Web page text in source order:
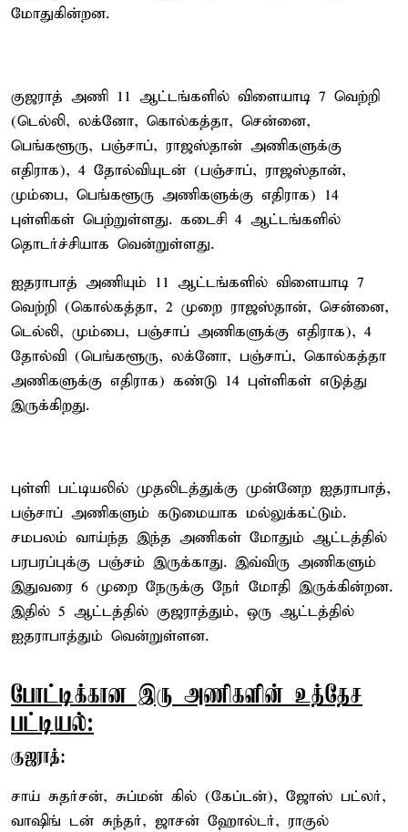
மோதுகின்றன.
குஜராத் அணி 11 ஆட்டங்களில் விளையாடி 7 வெற்றி
(டெல்லி, லக்னோ, கொல்கத்தா, சென்னை,
பெங்களூரு, பஞ்சாப், ராஜஸ்தான் அணிகளுக்கு
எதிராக), 4 தோல்வியுடன் (பஞ்சாப், ராஜஸ்தான்,
மும்பை, பெங்களூரு அணிகளுக்கு எதிராக) 14
புள்ளிகள் பெற்றுள்ளது. கடைசி 4 ஆட்டங்களில்
தொடர்ச்சியாக வென்றுள்ளது.
ஐதராபாத் அணியும் 11 ஆட்டங்களில் விளையாடி 7
வெற்றி (கொல்கத்தா, 2 முறை ராஜஸ்தான், சென்னை,
டெல்லி, மும்பை, பஞ்சாப் அணிகளுக்கு எதிராக), 4
தோல்வி (பெங்களூரு, லக்னோ, பஞ்சாப், கொல்கத்தா
அணிகளுக்கு எதிராக) கண்டு 14 புள்ளிகள் எடுத்து
இருக்கிறது.
புள்ளி பட்டியலில் முதலிடத்துக்கு முன்னேற ஐதராபாத்,
பஞ்சாப் அணிகளும் கடுமையாக மல்லுக்கட்டும்.
சமபலம் வாய்ந்த இந்த அணிகள் மோதும் ஆட்டத்தில்
பரபரப்புக்கு பஞ்சம் இருக்காது. இவ்விரு அணிகளும்
இதுவரை 6 முறை நேருக்கு நேர் மோதி இருக்கின்றன.
இதில் 5 ஆட்டத்தில் குஜராத்தும், ஒரு ஆட்டத்தில்
ஐதராபாத்தும் வென்றுள்ளன.
போட்டிக்கான இரு அணிகளின் உத்தேச
பட்டியல்:
குஜராத்:
சாய் சுதர்சன், சுப்மன் கில் (கேப்டன்), ஜோஸ் பட்லர்,
வாஷிங் டன் சுந்தர், ஜாசன் ஹோல்டர், ராகுல்